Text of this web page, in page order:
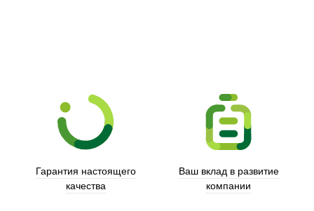
Гарантия настоящего
качества
Ваш вклад в развитие
компании